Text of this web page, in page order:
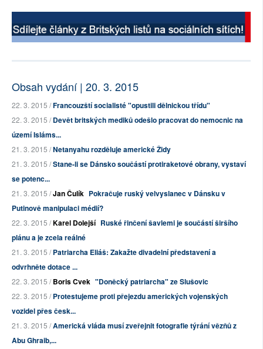
Obsah vydání | 20. 3. 2015
22. 3. 2015 /Francouzští socialisté "opustili dělnickou třídu"
22. 3. 2015 /Devět britských mediků odešlo pracovat do nemocnic na
území Isláms...
21. 3. 2015 /Netanyahu rozděluje americké Židy
21. 3. 2015 /Stane-li se Dánsko součástí protiraketové obrany, vystaví
se potenc...
21. 3. 2015 /Jan Čulík Pokračuje ruský velvyslanec v Dánsku v
Putinově manipulaci médií?
22. 3. 2015 /Karel Dolejší Ruské řinčení šavlemi je součástí širšího
plánu a je zcela reálné
21. 3. 2015 /Patriarcha Eliáš: Zakažte divadelní představení a
odvrhněte dotace ...
22. 3. 2015 /Boris Cvek "Doněcký patriarcha" ze Slušovic
22. 3. 2015 /Protestujeme proti přejezdu amerických vojenských
vozidel přes česk...
21. 3. 2015 /Americká vláda musí zveřejnit fotografie týrání vězňů z
Abu Ghraib,...